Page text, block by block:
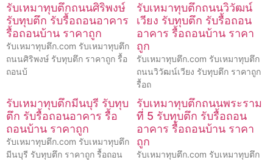
รับเหมาทุบตึกถนนศิริพงษ์
รับทุบตึก รับรื้อถอนอาคาร
รื้อถอนบ้าน ราคาถูก
รับเหมาทุบตึก.com รับเหมาทุบตึก
ถนนศิริพงษ์ รับทุบตึก ราคาถูก รื้อ
ถอนบ้
รับเหมาทุบตึกถนนวิวัฒน์
เวียง รับทุบตึก รับรื้อถอน
อาคาร รื้อถอนบ้าน ราคา
ถูก
รับเหมาทุบตึก.com รับเหมาทุบตึก
ถนนวิวัฒน์เวียง รับทุบตึก ราคาถูก
รื้อถ
รับเหมาทุบตึกมีนบุรี รับทุบ
ตึก รับรื้อถอนอาคาร รื้อ
ถอนบ้าน ราคาถูก
รับเหมาทุบตึก.com รับเหมาทุบตึก
มีนบุรี รับทุบตึก ราคาถูก รื้อถอน
รับเหมาทุบตึกถนนพระราม
ที่ 5 รับทุบตึก รับรื้อถอน
อาคาร รื้อถอนบ้าน ราคา
ถูก
รับเหมาทุบตึก.com รับเหมาทุบตึก